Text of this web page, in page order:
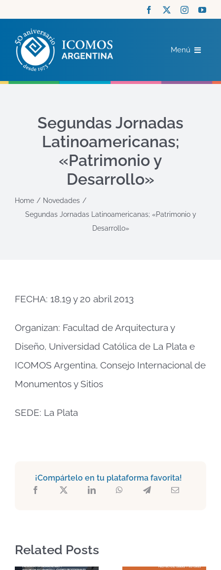
contenido
Menú
ACTUALIDAD
Segundas Jornadas
Latinoamericanas;
«Patrimonio y
Desarrollo»
Home
Novedades
Segundas Jornadas Latinoamericanas; «Patrimonio y
Desarrollo»
FECHA: 18,19 y 20 abril 2013
Organizan: Facultad de Arquitectura y
Diseño, Universidad Católica de La Plata e
ICOMOS Argentina, Consejo Internacional de
Monumentos y Sitios
SEDE: La Plata
¡Compártelo en tu plataforma favorita!
Related Posts